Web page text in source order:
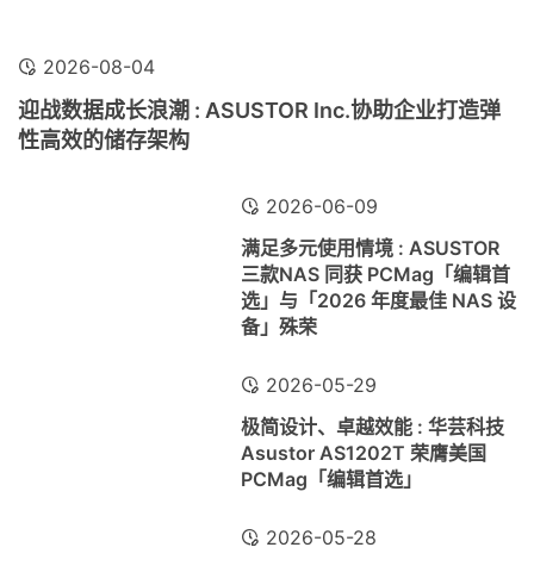
2026-08-04
迎战数据成长浪潮 : ASUSTOR Inc.协助企业打造弹
性高效的储存架构
2026-06-09
满足多元使用情境 : ASUSTOR
三款NAS 同获 PCMag「编辑首
选」与「2026 年度最佳 NAS 设
备」殊荣
2026-05-29
极简设计、卓越效能 : 华芸科技
Asustor AS1202T 荣膺美国
PCMag「编辑首选」
2026-05-28